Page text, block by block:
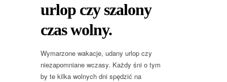
urlop czy szalony
czas wolny.
Wymarzone wakacje, udany urlop czy
niezapomniane wczasy. Każdy śni o tym
by te kilka wolnych dni spędzić na